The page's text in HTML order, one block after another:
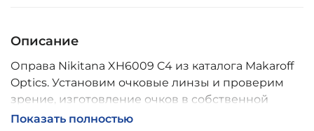
Описание
Оправа Nikitana XH6009 C4 из каталога Makaroff
Optics. Установим очковые линзы и проверим
зрение, изготовление очков в собственной
мастерской, обычно 2–5 дней, индивидуальные
Показать полностью